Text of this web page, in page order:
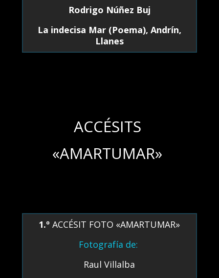
Rodrigo Núñez Buj
La indecisa Mar (Poema), Andrín,
Llanes
ACCÉSITS
«AMARTUMAR»
1.º ACCÉSIT FOTO «AMARTUMAR»
Fotografía de:
Raul Villalba